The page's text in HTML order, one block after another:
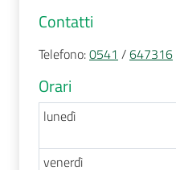
Contatti
Telefono:0541 /647316
Orari
lunedì
venerdì